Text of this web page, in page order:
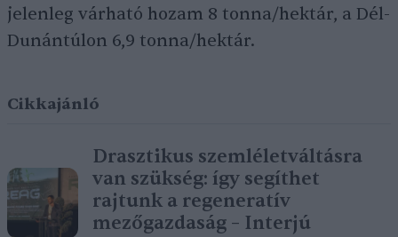
jelenleg várható hozam 8 tonna/hektár, a Dél-
Dunántúlon 6,9 tonna/hektár.
Cikkajánló
Drasztikus szemléletváltásra
van szükség: így segíthet
rajtunk a regeneratív
mezőgazdaság – Interjú